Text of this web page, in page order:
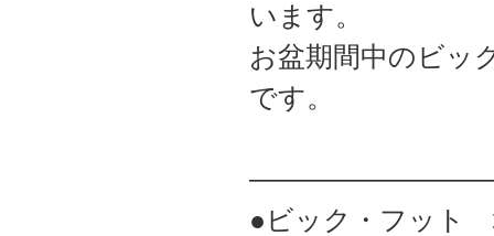
います。
お盆期間中のビッ
です。
●ビック・フット